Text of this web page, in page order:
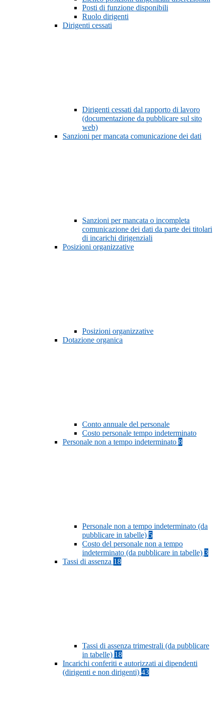
Posti di funzione disponibili
Ruolo dirigenti
Dirigenti cessati
Dirigenti cessati dal rapporto di lavoro
(documentazione da pubblicare sul sito
web)
Sanzioni per mancata comunicazione dei dati
Sanzioni per mancata o incompleta
comunicazione dei dati da parte dei titolari
di incarichi dirigenziali
Posizioni organizzative
Posizioni organizzative
Dotazione organica
Conto annuale del personale
Costo personale tempo indeterminato
Personale non a tempo indeterminato 8
Personale non a tempo indeterminato (da
pubblicare in tabelle) 5
Costo del personale non a tempo
indeterminato (da pubblicare in tabelle) 3
Tassi di assenza 18
Tassi di assenza trimestrali (da pubblicare
in tabelle) 18
Incarichi conferiti e autorizzati ai dipendenti
(dirigenti e non dirigenti) 43